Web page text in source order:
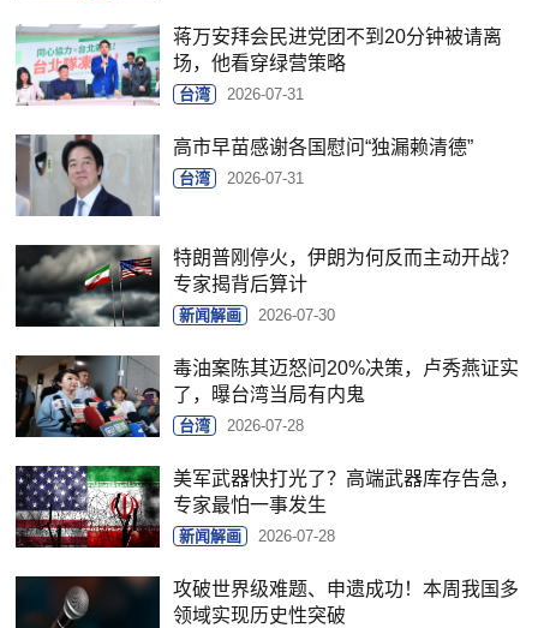
蒋万安拜会民进党团不到20分钟被请离
场，他看穿绿营策略
台湾 2026-07-31
高市早苗感谢各国慰问“独漏赖清德”
台湾 2026-07-31
特朗普刚停火，伊朗为何反而主动开战？
专家揭背后算计
新闻解画 2026-07-30
毒油案陈其迈怒问20%决策，卢秀燕证实
了，曝台湾当局有内鬼
台湾 2026-07-28
美军武器快打光了？高端武器库存告急，
专家最怕一事发生
新闻解画 2026-07-28
攻破世界级难题、申遗成功！本周我国多
领域实现历史性突破